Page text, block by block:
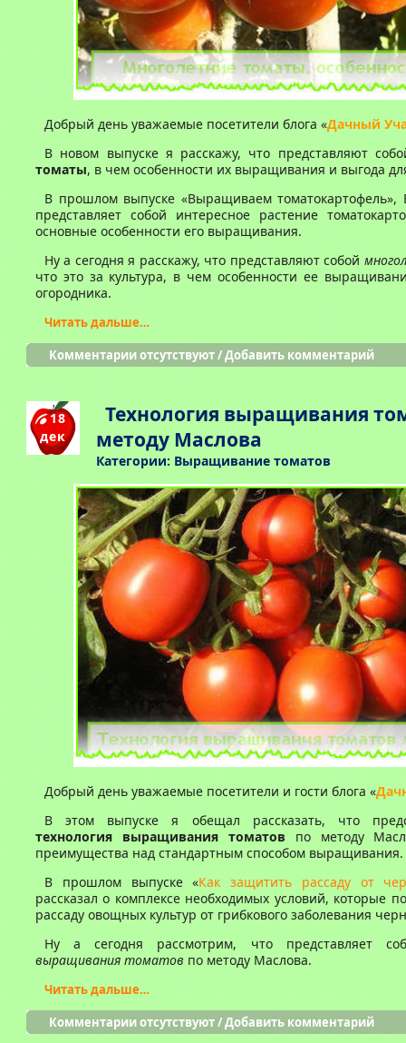
Добрый день уважаемые посетители блога «Дачный
В новом выпуске я расскажу, что представляют
томаты, в чем особенности их выращивания и выгода
В прошлом выпуске «Выращиваем томатокартофель»,
представляет собой интересное растение
основные особенности его выращивания.
Ну а сегодня я расскажу, что представляют собой
что это за культура, в чем особенности ее
огородника.
Читать дальше…
Комментарии отсутствуют/Добавить комментарий
18
дек
Технология выращивания
методу Маслова
Категории: Выращивание томатов
Добрый день уважаемые посетители и гости блога «
В этом выпуске я обещал рассказать, что
технология выращивания томатов по методу
преимущества над стандартным способом выращивания.
В прошлом выпуске «Как защитить рассаду от
рассказал о комплексе необходимых условий, которые
рассаду овощных культур от грибкового заболевания
Ну а сегодня рассмотрим, что представляет
выращивания томатов по методу Маслова.
Читать дальше…
Комментарии отсутствуют/Добавить комментарий